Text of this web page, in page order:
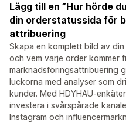
Lägg till en ”Hur hörde
din orderstatussida för
attribuering
Skapa en komplett bild av
och vem varje order kommer
marknadsföringsattribuering
luckorna med analyser som
kunder. Med HDYHAU-
investera i svårspårade
Instagram och